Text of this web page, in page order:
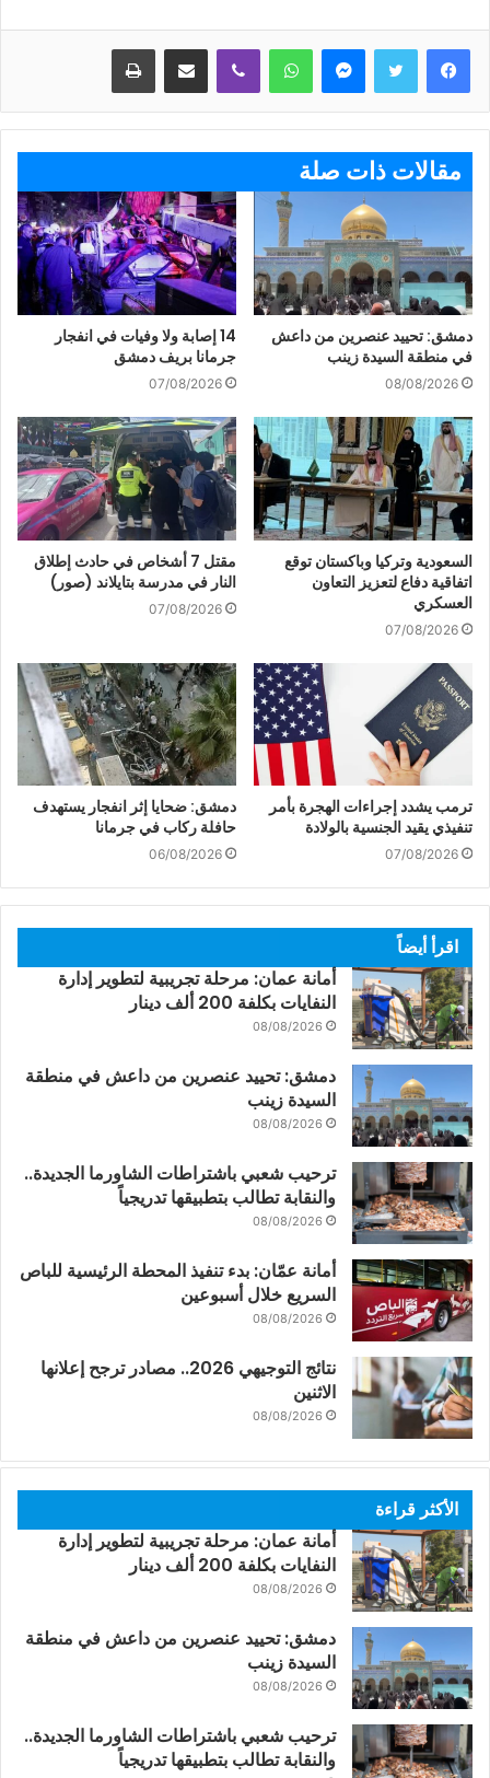
ماسنجر واتساب ڤايبر مشاركة عبر البريد طباعة
مقالات ذات صلة
دمشق: تحييد عنصرين من داعش
في منطقة السيدة زينب
08/08/2026
14 إصابة ولا وفيات في انفجار
جرمانا بريف دمشق
07/08/2026
السعودية وتركيا وباكستان توقع
اتفاقية دفاع لتعزيز التعاون
العسكري
07/08/2026
مقتل 7 أشخاص في حادث إطلاق
النار في مدرسة بتايلاند (صور)
07/08/2026
ترمب يشدد إجراءات الهجرة بأمر
تنفيذي يقيد الجنسية بالولادة
07/08/2026
دمشق: ضحايا إثر انفجار يستهدف
حافلة ركاب في جرمانا
06/08/2026
اقرأ أيضاً
أمانة عمان: مرحلة تجريبية لتطوير إدارة
النفايات بكلفة 200 ألف دينار
08/08/2026
دمشق: تحييد عنصرين من داعش في منطقة
السيدة زينب
08/08/2026
ترحيب شعبي باشتراطات الشاورما الجديدة..
والنقابة تطالب بتطبيقها تدريجياً
08/08/2026
أمانة عمّان: بدء تنفيذ المحطة الرئيسية للباص
السريع خلال أسبوعين
08/08/2026
نتائج التوجيهي 2026.. مصادر ترجح إعلانها
الاثنين
08/08/2026
الأكثر قراءة
أمانة عمان: مرحلة تجريبية لتطوير إدارة
النفايات بكلفة 200 ألف دينار
08/08/2026
دمشق: تحييد عنصرين من داعش في منطقة
السيدة زينب
08/08/2026
ترحيب شعبي باشتراطات الشاورما الجديدة..
والنقابة تطالب بتطبيقها تدريجياً